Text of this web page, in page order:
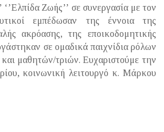
‘’Ελπίδα Ζωής’’ σε συνεργασία με τον
εμπέδωσαν της έννοια της
ακρόασης, της εποικοδομητικής
σε ομαδικά παιχνίδια ρόλων
μαθητών/τριών. Ευχαριστούμε την
κοινωνική λειτουργό κ. Μάρκου